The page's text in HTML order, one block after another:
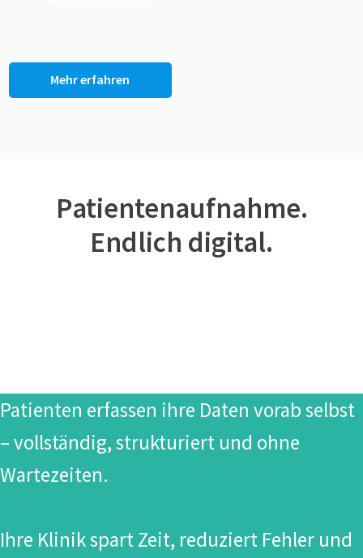
Mehr erfahren
Patientenaufnahme.
Endlich digital.
Patienten erfassen ihre Daten vorab selbst
– vollständig, strukturiert und ohne
Wartezeiten.
Ihre Klinik spart Zeit, reduziert Fehler und